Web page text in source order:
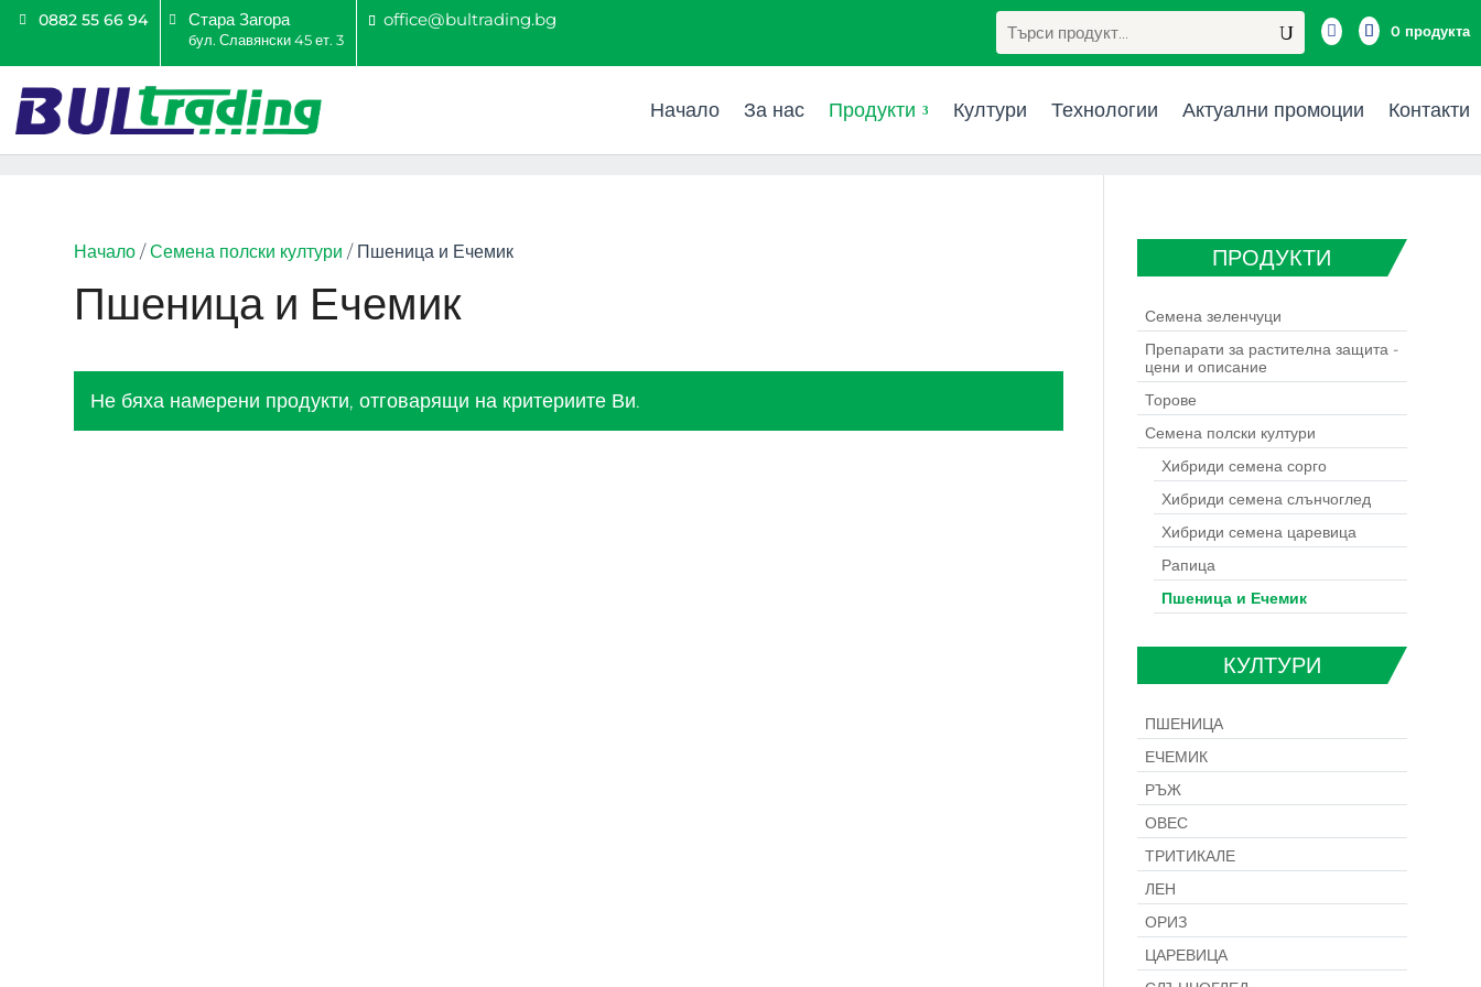
0882 55 66 94 Стара Загора
бул. Славянски 45 ет. 3
office@bultrading.bg

Търсене
за:
0 продукта
Начало За нас Продукти Култури Технологии Актуални промоции Контакти
Начало /Семена полски култури / Пшеница и Ечемик
Пшеница и Ечемик
Не бяха намерени продукти, отговарящи на критериите Ви.
ПРОДУКТИ
Семена зеленчуци
Препарати за растителна защита -
цени и описание
Торове
Семена полски култури
Хибриди семена сорго
Хибриди семена слънчоглед
Хибриди семена царевица
Рапица
Пшеница и Ечемик
КУЛТУРИ
ПШЕНИЦА
ЕЧЕМИК
РЪЖ
ОВЕС
ТРИТИКАЛЕ
ЛЕН
ОРИЗ
ЦАРЕВИЦА